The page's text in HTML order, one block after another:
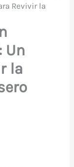
Revivir la
Un
la